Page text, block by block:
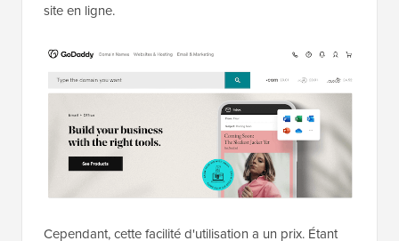
site en ligne.
Cependant, cette facilité d'utilisation a un prix. Étant